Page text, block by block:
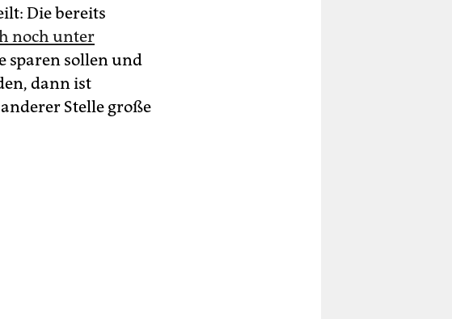
Die bereits
noch unter
sparen sollen und
dann ist
Stelle große